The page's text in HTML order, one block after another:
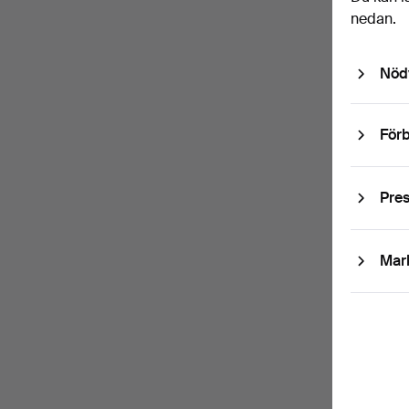
Med
samt
nedan.